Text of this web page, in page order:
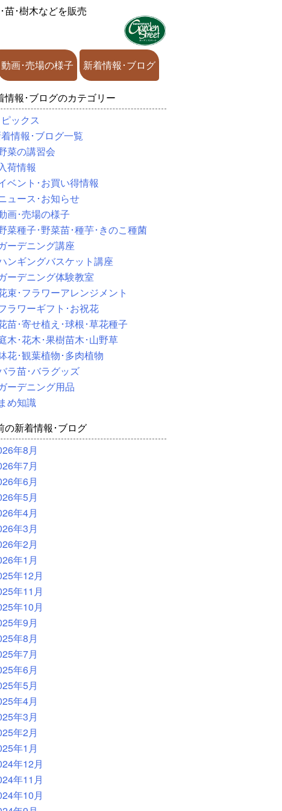
苗･樹木などを販売
動画･売場の様子 新着情報･ブログ
情報･ブログのカテゴリー
ピックス
情報･ブログ一覧
菜の講習会
荷情報
ベント･お買い得情報
ュース･お知らせ
画･売場の様子
菜種子･野菜苗･種芋･きのこ種菌
ーデニング講座
ンギングバスケット講座
ーデニング体験教室
束･フラワーアレンジメント
ラワーギフト･お祝花
苗･寄せ植え･球根･草花種子
木･花木･果樹苗木･山野草
花･観葉植物･多肉植物
ラ苗･バラグッズ
ーデニング用品
まめ知識
の新着情報･ブログ
年8月
年7月
年6月
年5月
年4月
年3月
年2月
年1月
年12月
年11月
年10月
年9月
年8月
年7月
年6月
年5月
年4月
年3月
年2月
年1月
年12月
年11月
年10月